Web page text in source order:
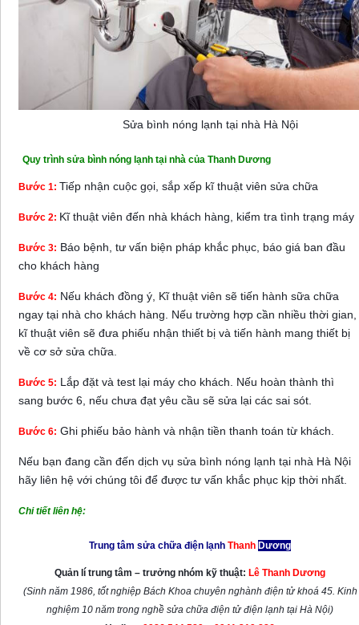
Sửa bình nóng lạnh tại nhà Hà Nội
Quy trình sửa bình nóng lạnh tại nhà của Thanh Dương
Bước 1: Tiếp nhận cuộc gọi, sắp xếp kĩ thuật viên sửa chữa
Bước 2: Kĩ thuật viên đến nhà khách hàng, kiểm tra tình trạng máy
Bước 3: Báo bệnh, tư vấn biện pháp khắc phục, báo giá ban đầu
cho khách hàng
Bước 4: Nếu khách đồng ý, Kĩ thuật viên sẽ tiến hành sữa chữa
ngay tại nhà cho khách hàng. Nếu trường hợp cần nhiều thời gian,
kĩ thuật viên sẽ đưa phiếu nhận thiết bị và tiến hành mang thiết bị
về cơ sở sửa chữa.
Bước 5: Lắp đặt và test lại máy cho khách. Nếu hoàn thành thì
sang bước 6, nếu chưa đạt yêu cầu sẽ sửa lại các sai sót.
Bước 6: Ghi phiếu bảo hành và nhận tiền thanh toán từ khách.
Nếu bạn đang cần đến dịch vụ sửa bình nóng lạnh tại nhà Hà Nội
hãy liên hệ với chúng tôi để được tư vấn khắc phục kịp thời nhất.
Chi tiết liên hệ:
Trung tâm sửa chữa điện lạnh Thanh Dương
Quản lí trung tâm – trưởng nhóm kỹ thuật: Lê Thanh Dương
(Sinh năm 1986, tốt nghiệp Bách Khoa chuyên nghành điện tử khoá 45. Kinh
nghiệm 10 năm trong nghề sửa chữa điện tử điện lạnh tại Hà Nội)